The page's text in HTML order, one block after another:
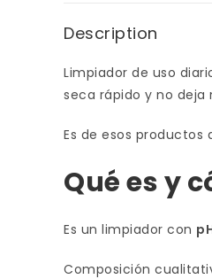
Description
Limpiador de uso
seca rápido y no deja
Es de esos
Qué es y
Es un limpiador con
Composición